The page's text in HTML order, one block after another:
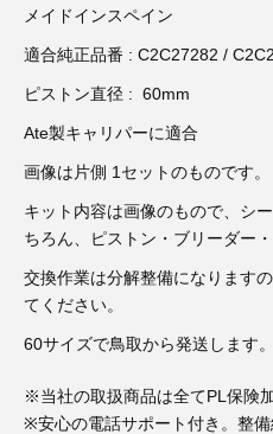
3D プリンターペン（8）
メイドインスペイン
適合純正品番 : C2C27282 /
ピストン直径 : 60mm
Ate製キャリパーに適合
画像は片側 1セットのものです
キット内容は画像のもので、シ
ちろん、ピストン・ブリーダー
交換作業は分解整備になります
てください。
60サイズで鳥取から発送します。
※当社の取扱商品は全てPL保険
※安心の電話サポート付き。整